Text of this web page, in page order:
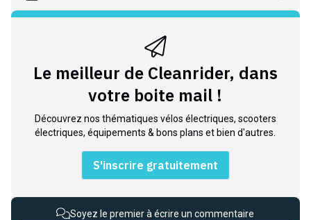
Le meilleur de Cleanrider, dans
votre boite mail !
Découvrez nos thématiques vélos électriques, scooters
électriques, équipements & bons plans et bien d'autres.
S'inscrire gratuitement
Soyez le premier à écrire un commentaire